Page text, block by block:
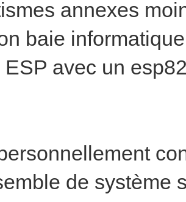
annexes
baie
avec un
de système